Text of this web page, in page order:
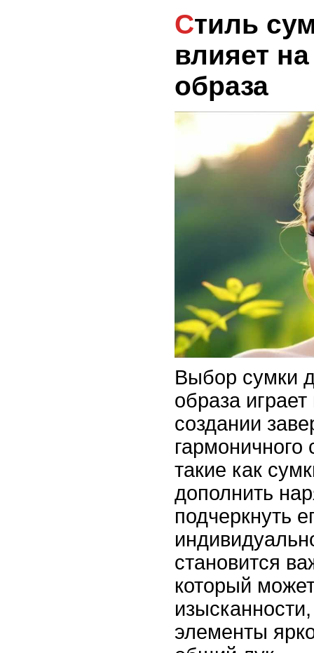
Стиль сумки и как он
влияет
образа
Выбор сумки
образа
создании
гармоничного
такие как
дополнить
подчеркнуть
становится
который
элементы